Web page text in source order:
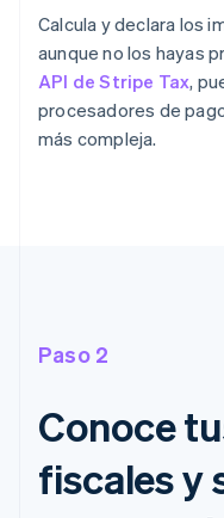
Calcula y declara los
aunque no los hayas
API de Stripe Tax,
procesadores de
más compleja.
Paso 2
Conoce
fiscales y